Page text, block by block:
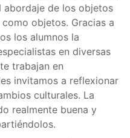
abordaje de los objetos
objetos. Gracias a
los alumnos la
en diversas
trabajan en
invitamos a reflexionar
culturales. La
realmente buena y